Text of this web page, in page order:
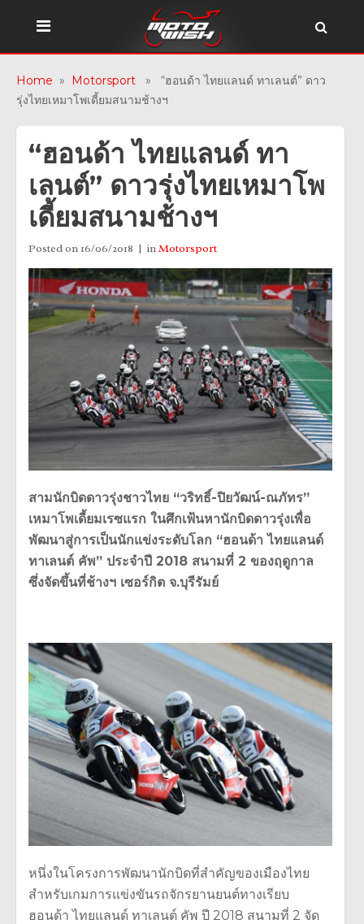
Home » Motorsport » “ฮอนด้า ไทยแลนด์ ทาเลนต์” ดาว
รุ่งไทยเหมาโพเดี้ยมสนามช้างฯ
“ฮอนด้า ไทยแลนด์ ทา
เลนต์” ดาวรุ่งไทยเหมาโพ
เดี้ยมสนามช้างฯ
Posted on16/06/2018 inMotorsport
สามนักบิดดาวรุ่งชาวไทย “วริทธิ์-ปิยวัฒน์-ณภัทร”
เหมาโพเดี้ยมเรซแรก ในศึกเฟ้นหานักบิดดาวรุ่งเพื่อ
พัฒนาสู่การเป็นนักแข่งระดับโลก “ฮอนด้า ไทยแลนด์
ทาเลนต์ คัพ” ประจำปี 2018 สนามที่ 2 ของฤดูกาล
ซึ่งจัดขึ้นที่ช้างฯ เซอร์กิต จ.บุรีรัมย์
หนึ่งในโครงการพัฒนานักบิดที่สำคัญของเมืองไทย
สำหรับเกมการแข่งขันรถจักรยานยนต์ทางเรียบ
ฮอนด้า ไทยแลนด์ ทาเลนต์ คัพ ปี 2018 สนามที่ 2 จัด